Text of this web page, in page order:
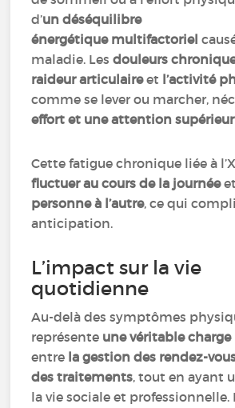
d’un déséquilibre
énergétique multifactoriel
maladie. Les douleurs
raideur articulaireet l’activité
comme se lever ou marcher,
effort et une attention
Cette fatigue chronique liée à
fluctuer au cours de la journée
personne à l’autre, ce qui
anticipation.
L’impact sur la vie
quotidienne
Au-delà des symptômes
représente une véritable
entre la gestion des rendez-
des traitements, tout en ayant
la vie sociale et professionnelle.